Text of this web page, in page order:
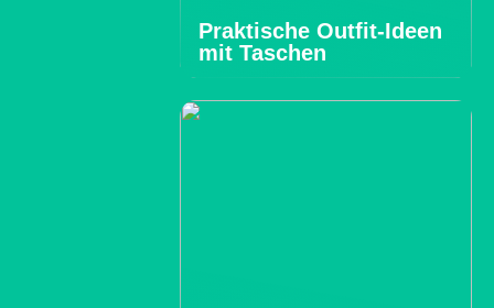
Praktische Outfit-Ideen
mit Taschen